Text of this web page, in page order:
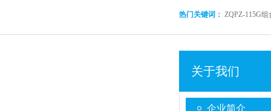
热门关键词： ZQPZ-115G
关于我们
企业简介